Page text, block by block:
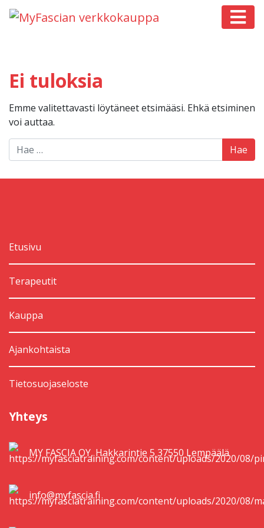
Päävalikko
Ei tuloksia
Emme valitettavasti löytäneet etsimääsi. Ehkä etsiminen
voi auttaa.
Hae:
Etusivu
Terapeutit
Kauppa
Ajankohtaista
Tietosuojaseloste
Yhteys
MY FASCIA OY, Hakkarintie 5 37550 Lempäälä
info@myfascia.fi